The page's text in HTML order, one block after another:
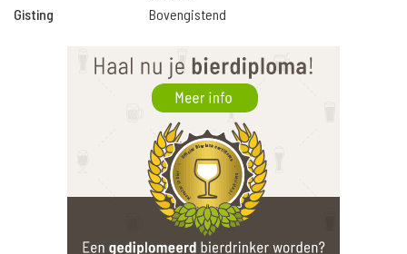
Gisting
Bovengistend